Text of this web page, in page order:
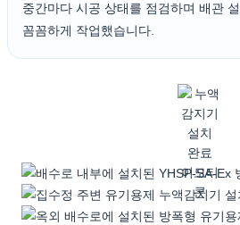
중간마다 시공 상태를 점검하며 배관
꼼꼼하게 작업했습니다.